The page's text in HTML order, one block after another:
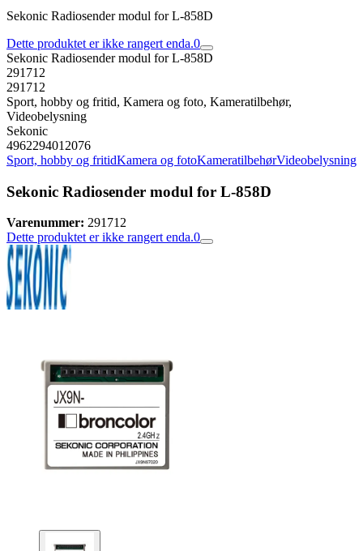
Sekonic Radiosender modul for L-858D
Dette produktet er ikke rangert enda.0
Sekonic Radiosender modul for L-858D
291712
291712
Sport, hobby og fritid, Kamera og foto, Kameratilbehør,
Videobelysning
Sekonic
4962294012076
Sport, hobby og fritidKamera og fotoKameratilbehørVideobelysning
Sekonic Radiosender modul for L-858D
Varenummer: 291712
Dette produktet er ikke rangert enda.0